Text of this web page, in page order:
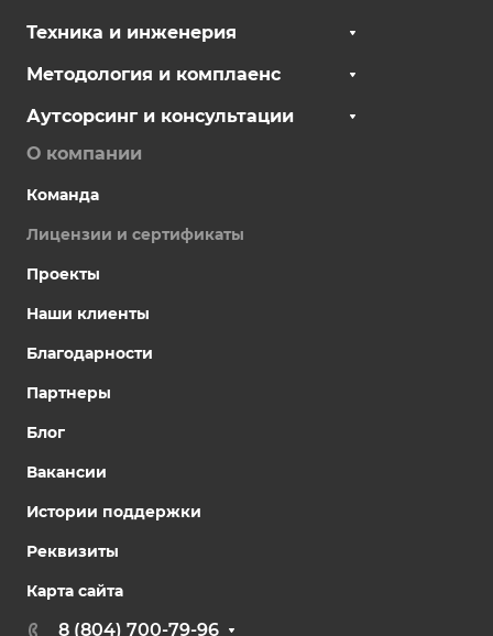
Техника и инженерия
Методология и комплаенс
Аутсорсинг и консультации
О компании
Команда
Лицензии и сертификаты
Проекты
Наши клиенты
Благодарности
Партнеры
Блог
Вакансии
Истории поддержки
Реквизиты
Карта сайта
8 (804) 700-79-96